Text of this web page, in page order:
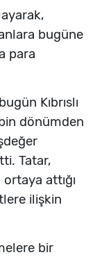
bugüne
para
Kıbrıslı
dönümden
Tatar,
attığı
ilişkin
bir